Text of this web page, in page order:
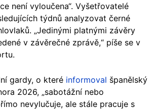
není vyloučena“. Vyšetřovatelé
týdnů analyzovat černé
„Jedinými platnými závěry
v závěrečné zprávě,“ píše se v
gardy, o které informoval španělský
2026, „sabotážní nebo
nevylučuje, ale stále pracuje s